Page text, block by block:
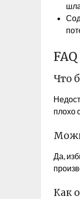
FAQ
Что
плохо
Да,
Как